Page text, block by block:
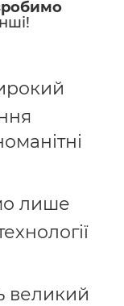
лише
великий